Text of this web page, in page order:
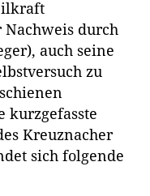
durch
auch seine
zu
kurzgefasste
Kreuznacher
sich folgende